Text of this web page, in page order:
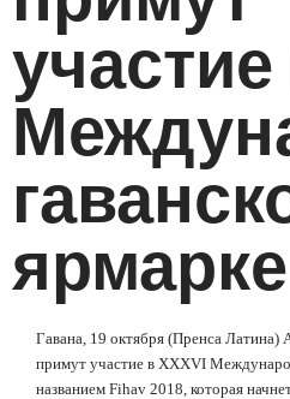
ярмарке
Гавана, 19 октября (Пренса Латина)
примут участие в XXXVI
названием Fihav 2018, которая